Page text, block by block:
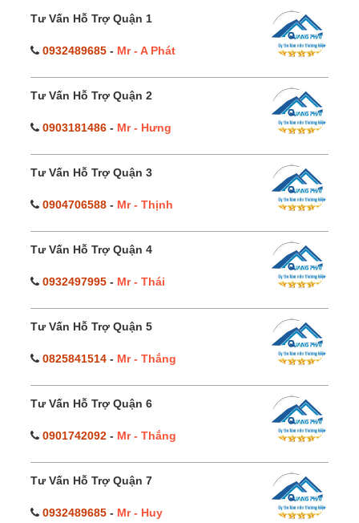
Tư Vấn Hỗ Trợ Quận 1
0932489685 - Mr - A Phát
Tư Vấn Hỗ Trợ Quận 2
0903181486 - Mr - Hưng
Tư Vấn Hỗ Trợ Quận 3
0904706588 - Mr - Thịnh
Tư Vấn Hỗ Trợ Quận 4
0932497995 - Mr - Thái
Tư Vấn Hỗ Trợ Quận 5
0825841514 - Mr - Thắng
Tư Vấn Hỗ Trợ Quận 6
0901742092 - Mr - Thắng
Tư Vấn Hỗ Trợ Quận 7
0932489685 - Mr - Huy